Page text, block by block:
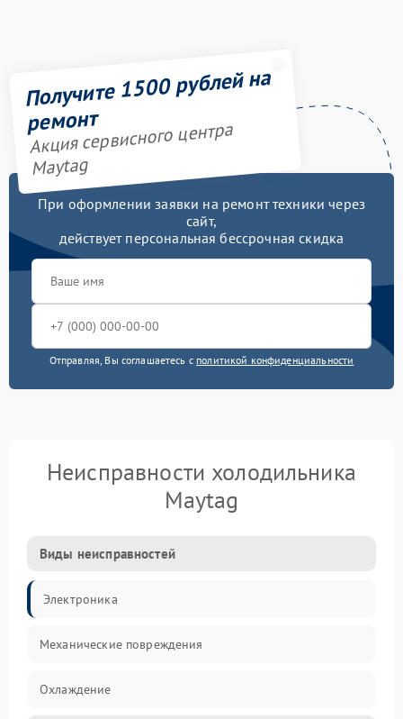
Получите 1500 рублей на
ремонт
Акция сервисного центра
Maytag
При оформлении заявки на ремонт техники через
сайт,
действует персональная бессрочная скидка
Отправляя, Вы соглашаетесь с политикой конфиденциальности
Неисправности холодильника
Maytag
Виды неисправностей
Электроника
Механические повреждения
Охлаждение